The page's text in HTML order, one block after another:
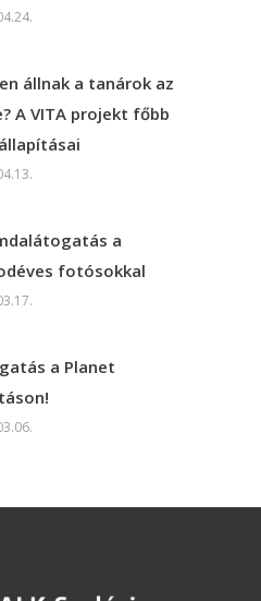
állnak a tanárok az
A VITA projekt főbb
a
fotósokkal
a Planet